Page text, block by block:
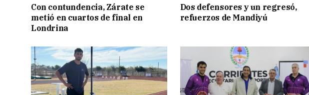
Con contundencia, Zárate se
metió en cuartos de final en
Londrina
Dos defensores y un regresó,
refuerzos de Mandiyú